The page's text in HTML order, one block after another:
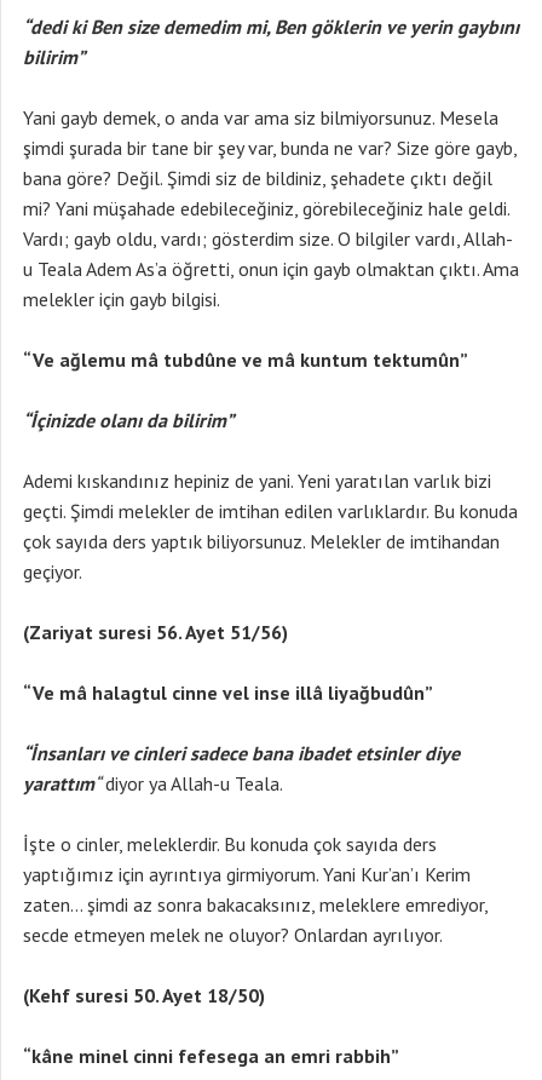
“dedi ki Ben size demedim mi, Ben göklerin ve yerin gaybını
bilirim”
Yani gayb demek, o anda var ama siz bilmiyorsunuz. Mesela
şimdi şurada bir tane bir şey var, bunda ne var? Size göre gayb,
bana göre? Değil. Şimdi siz de bildiniz, şehadete çıktı değil
mi? Yani müşahade edebileceğiniz, görebileceğiniz hale geldi.
Vardı; gayb oldu, vardı; gösterdim size. O bilgiler vardı, Allah-
u Teala Adem As’a öğretti, onun için gayb olmaktan çıktı. Ama
melekler için gayb bilgisi.
“Ve ağlemu mâ tubdûne ve mâ kuntum tektumûn”
“İçinizde olanı da bilirim”
Ademi kıskandınız hepiniz de yani. Yeni yaratılan varlık bizi
geçti. Şimdi melekler de imtihan edilen varlıklardır. Bu konuda
çok sayıda ders yaptık biliyorsunuz. Melekler de imtihandan
geçiyor.
(Zariyat suresi 56. Ayet 51/56)
“Ve mâ halagtul cinne vel inse illâ liyağbudûn”
“İnsanları ve cinleri sadece bana ibadet etsinler diye
yarattım“diyor ya Allah-u Teala.
İşte o cinler, meleklerdir. Bu konuda çok sayıda ders
yaptığımız için ayrıntıya girmiyorum. Yani Kur’an’ı Kerim
zaten… şimdi az sonra bakacaksınız, meleklere emrediyor,
secde etmeyen melek ne oluyor? Onlardan ayrılıyor.
(Kehf suresi 50. Ayet 18/50)
“kâne minel cinni fefesega an emri rabbih”